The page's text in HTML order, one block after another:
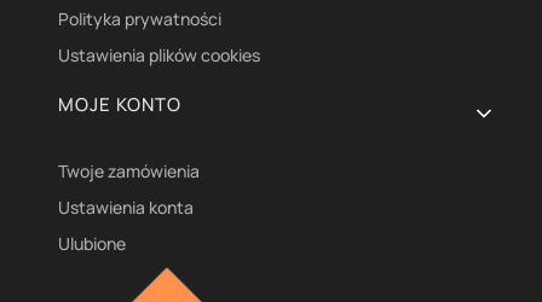
Polityka prywatności
Ustawienia plików cookies
MOJE KONTO
Twoje zamówienia
Ustawienia konta
Ulubione